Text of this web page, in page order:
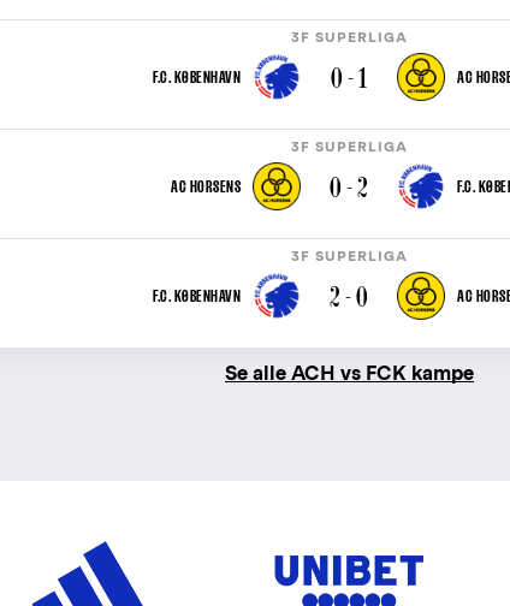
3F SUPERLIGA
F.C. KØBENHAVN 0 - 1 AC
3F SUPERLIGA
AC HORSENS 0 - 2 F.C.
3F SUPERLIGA
F.C. KØBENHAVN 2 - 0 AC
Se alle ACH vs FCK kampe